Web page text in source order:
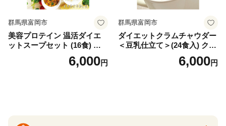
群馬県富岡市
美容プロテイン 温活ダイエ
ットスープセット (16食) 小
分け スープ 食べ比べ セット
詰合せ クラムチャウダー チ
6,000円
群馬県富岡市
ダイエットクラムチャウダー
＜豆乳仕立て＞(24食入) クラ
ムチャウダー 豆乳 ダイエッ
ト スープ プロテイン たんぱ
6,000円